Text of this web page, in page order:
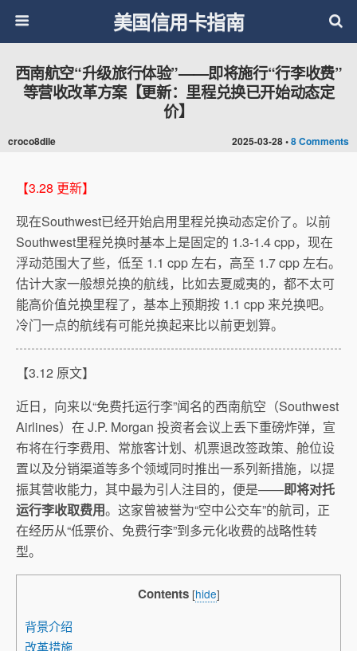
美国信用卡指南
2025-03-28 •8 Comments
西南航空“升级旅行体验”——即将施行“行李收费”
等营收改革方案【更新：里程兑换已开始动态定
价】
croco8dile
【3.28 更新】
现在Southwest已经开始启用里程兑换动态定价了。以前
Southwest里程兑换时基本上是固定的 1.3-1.4 cpp，现在
浮动范围大了些，低至 1.1 cpp 左右，高至 1.7 cpp 左右。
估计大家一般想兑换的航线，比如去夏威夷的，都不太可
能高价值兑换里程了，基本上预期按 1.1 cpp 来兑换吧。
冷门一点的航线有可能兑换起来比以前更划算。
【3.12 原文】
近日，向来以“免费托运行李”闻名的西南航空（Southwest
Airlines）在 J.P. Morgan 投资者会议上丢下重磅炸弹，宣
布将在行李费用、常旅客计划、机票退改签政策、舱位设
置以及分销渠道等多个领域同时推出一系列新措施，以提
振其营收能力，其中最为引人注目的，便是——即将对托
运行李收取费用。这家曾被誉为“空中公交车”的航司，正
在经历从“低票价、免费行李”到多元化收费的战略性转
型。
Contents [hide]
背景介绍
改革措施